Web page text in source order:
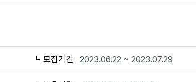
모집기간 2023.06.22 ~ 2023.07.29